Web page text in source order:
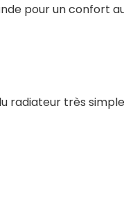
pour un confort
radiateur très